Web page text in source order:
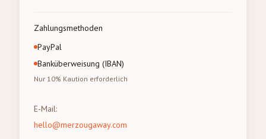
Zahlungsmethoden
PayPal
Banküberweisung (IBAN)
Nur 10% Kaution erforderlich
E-Mail:
hello@merzougaway.com